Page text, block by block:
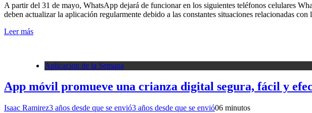
A partir del 31 de mayo, WhatsApp dejará de funcionar en los siguientes teléfonos celulares
deben actualizar la aplicación regularmente debido a las constantes situaciones relacionadas
Leer más
Aplicacion de la Semana
App móvil promueve una crianza digital segura, fácil y
Isaac Ramirez3 años desde que se envió3 años desde que se envió06 minutos